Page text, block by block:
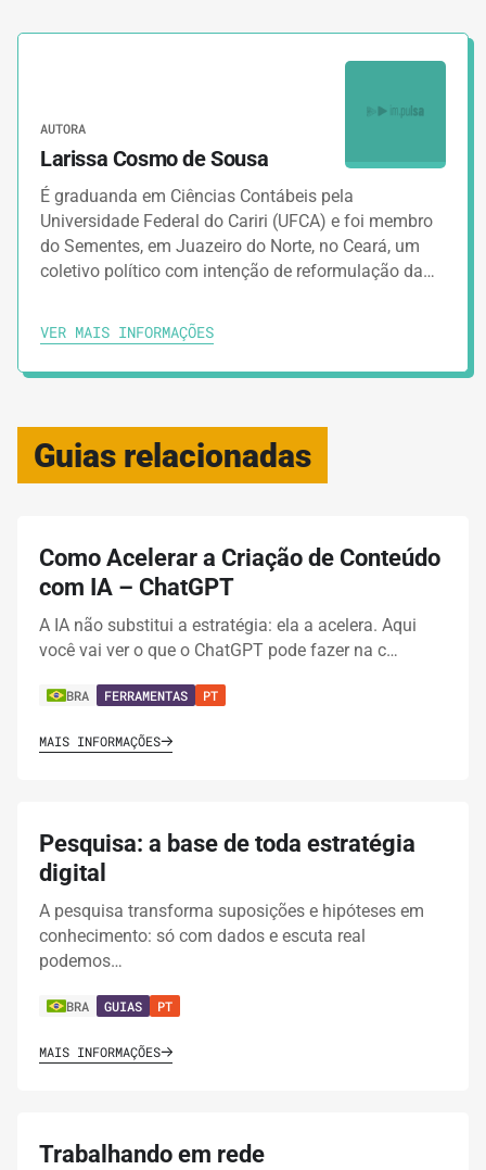
AUTORA
Larissa Cosmo de Sousa
É graduanda em Ciências Contábeis pela
Universidade Federal do Cariri (UFCA) e foi membro
do Sementes, em Juazeiro do Norte, no Ceará, um
coletivo político com intenção de reformulação da…
VER MAIS INFORMAÇÕES
Guias relacionadas
Como Acelerar a Criação de Conteúdo
com IA – ChatGPT
A IA não substitui a estratégia: ela a acelera. Aqui
você vai ver o que o ChatGPT pode fazer na c…
BRA FERRAMENTAS PT
MAIS INFORMAÇÕES
Pesquisa: a base de toda estratégia
digital
A pesquisa transforma suposições e hipóteses em
conhecimento: só com dados e escuta real
podemos…
BRA GUIAS PT
MAIS INFORMAÇÕES
Trabalhando em rede